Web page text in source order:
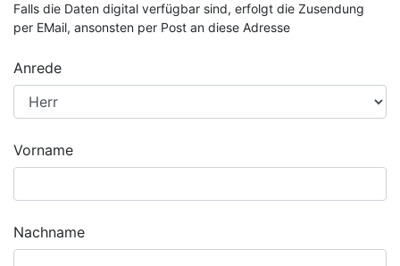
Falls die Daten digital verfügbar sind, erfolgt die Zusendung
per EMail, ansonsten per Post an diese Adresse
Anrede
Vorname
Nachname